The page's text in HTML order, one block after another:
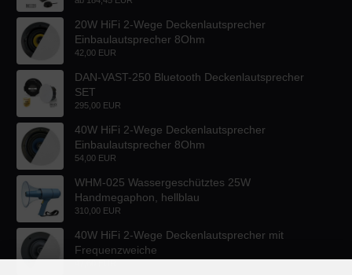
20W HiFi 2-Wege Deckenlautsprecher
Einbaulautsprecher 8Ohm
42,00 EUR
DAN-VAST-250 Bluetooth Deckenlautsprecher
SET
295,00 EUR
40W HiFi 2-Wege Deckenlautsprecher
Einbaulautsprecher 8Ohm
54,00 EUR
WHM-025 Wassergeschütztes 25W
Handmegaphon, hellblau
310,00 EUR
40W HiFi 2-Wege Deckenlautsprecher mit
Frequenzweiche